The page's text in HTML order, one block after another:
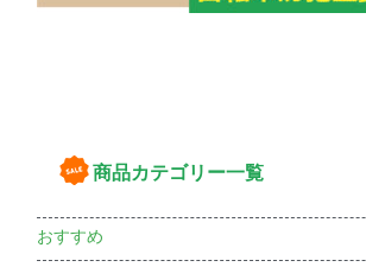
商品カテゴリー一覧
おすすめ